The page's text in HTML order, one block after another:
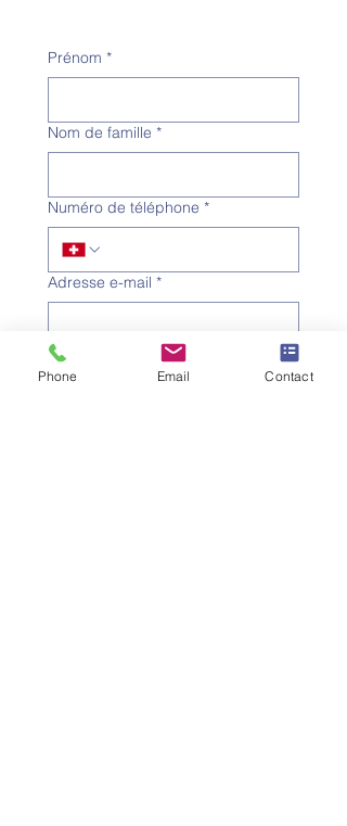
Prénom *
Nom de famille *
Numéro de téléphone *
Adresse e-mail *
Objet
Phone Email Contact